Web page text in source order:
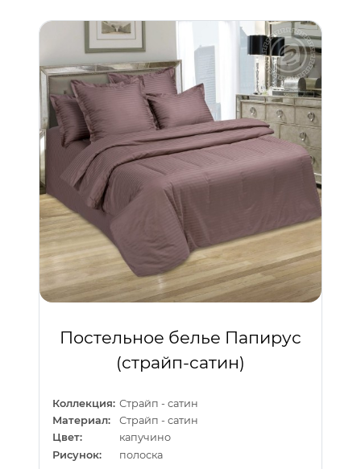
Постельное белье Папирус
(страйп-сатин)
Коллекция: Страйп - сатин
Материал:
Страйп - сатин
Цвет:
капучино
Рисунок:
полоска